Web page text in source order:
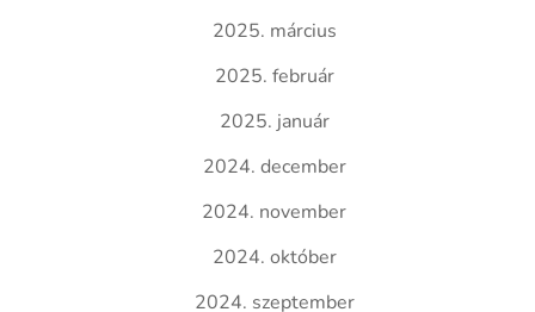
2025. március
2025. február
2025. január
2024. december
2024. november
2024. október
2024. szeptember